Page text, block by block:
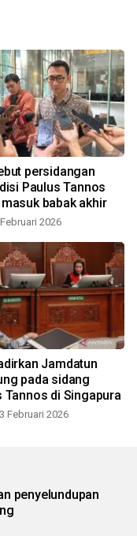
persidangan
Paulus Tannos
babak akhir
2026
Jamdatun
pada sidang
Tannos di Singapura
Februari 2026
penyelundupan